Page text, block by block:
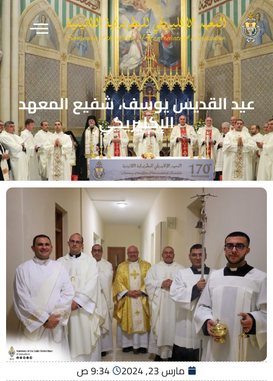
عيد القديس يوسف، شفيع المعهد
الإكليريكي
مارس 23, 2024
9:34 ص